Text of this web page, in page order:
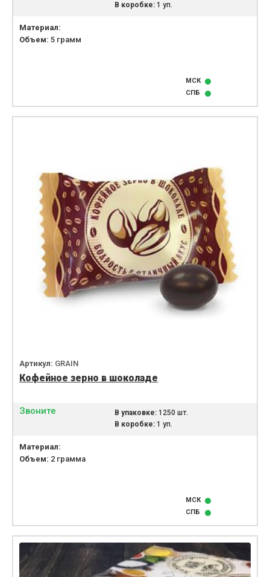
В коробке:1 уп.
Материал:
Объем: 5 грамм
МСК
СПБ
Артикул: GRAIN
Кофейное зерно в шоколаде
Звоните В упаковке:1250 шт.
В коробке:1 уп.
Материал:
Объем: 2 грамма
МСК
СПБ